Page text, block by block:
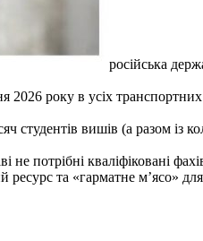
російська
2026 року в усіх
студентів вишів (а разом
потрібні кваліфіковані
та «гарматне м’ясо»